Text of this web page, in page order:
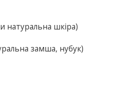
натуральна шкіра)
замша, нубук)